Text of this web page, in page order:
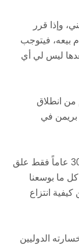
وإذا قرر
بيعه، فيتوجب
ليس لي أي
من انطلاق
بريمن في
وكان مدرب هوفنهايم جوليان ناغلسمان البالغ 30 عاماً فقط علق
ما بوسعنا
انتزاع
الدوليين